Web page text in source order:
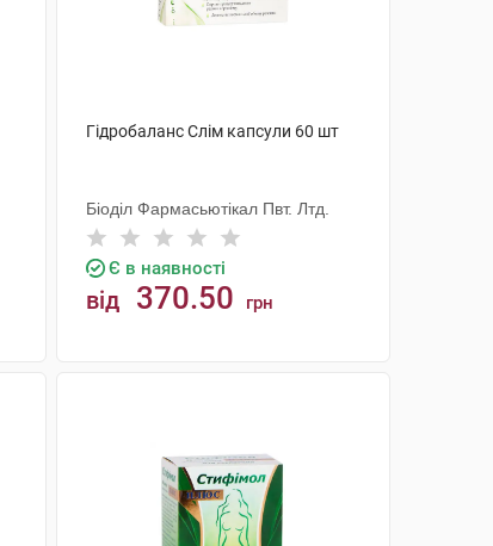
Гідробаланс Слім капсули 60 шт
Біоділ Фармасьютікал Пвт. Лтд.
Є в наявності
від 370.50 грн